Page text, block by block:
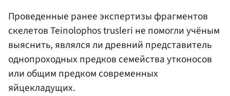
Проведенные ранее экспертизы фрагментов
скелетов Teinolophos trusleri не помогли учёным
выяснить, являлся ли древний представитель
однопроходных предков семейства утконосов
или общим предком современных
яйцекладущих.